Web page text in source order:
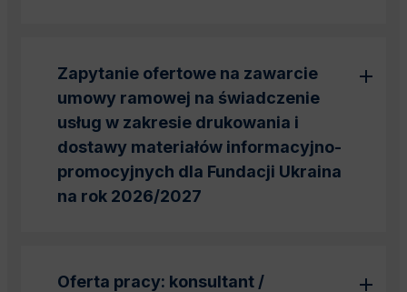
Zapytanie ofertowe na zawarcie
umowy ramowej na świadczenie
usług w zakresie drukowania i
dostawy materiałów informacyjno-
promocyjnych dla Fundacji Ukraina
na rok 2026/2027
Oferta pracy: konsultant /